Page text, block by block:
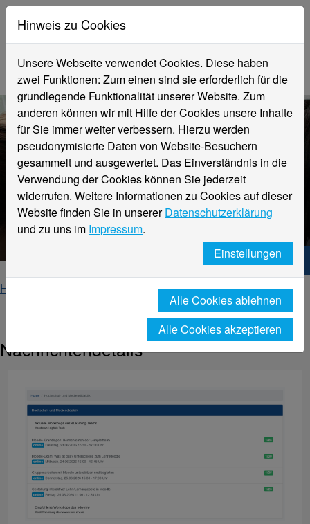
eLearning für Beschäftigte und
Studierende
Hochschule Niederrhein. Dein Weg.
Home
eLearning für Studierende & Beschäftigte / Moodle
eLearning | Nachrichtendetails
Nachrichtendetails
Hinweis zu Cookies
Unsere Webseite verwendet Cookies. Diese haben
zwei Funktionen: Zum einen sind sie erforderlich für die
grundlegende Funktionalität unserer Website. Zum
anderen können wir mit Hilfe der Cookies unsere Inhalte
für Sie immer weiter verbessern. Hierzu werden
pseudonymisierte Daten von Website-Besuchern
gesammelt und ausgewertet. Das Einverständnis in die
Verwendung der Cookies können Sie jederzeit
widerrufen. Weitere Informationen zu Cookies auf dieser
Website finden Sie in unsererDatenschutzerklärung
und zu uns im Impressum.
Einstellungen
Alle Cookies ablehnen
Alle Cookies akzeptieren